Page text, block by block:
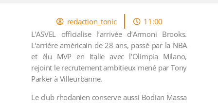
redaction_tonic
11:00
L’ASVEL officialise l’arrivée d’Armoni Brooks.
L’arrière américain de 28 ans, passé par la NBA
et élu MVP en Italie avec l’Olimpia Milano,
rejoint le recrutement ambitieux mené par Tony
Parker à Villeurbanne.
Le club rhodanien conserve aussi Bodian Massa